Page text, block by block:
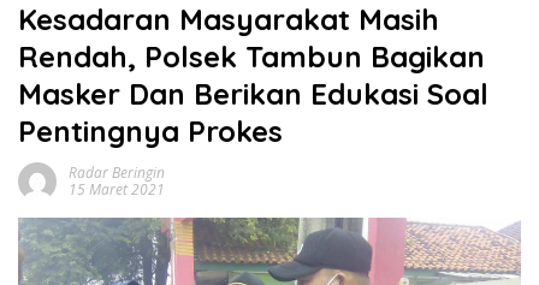
Kesadaran Masyarakat Masih
Rendah, Polsek Tambun Bagikan
Masker Dan Berikan Edukasi Soal
Pentingnya Prokes
Radar Beringin
15 Maret 2021